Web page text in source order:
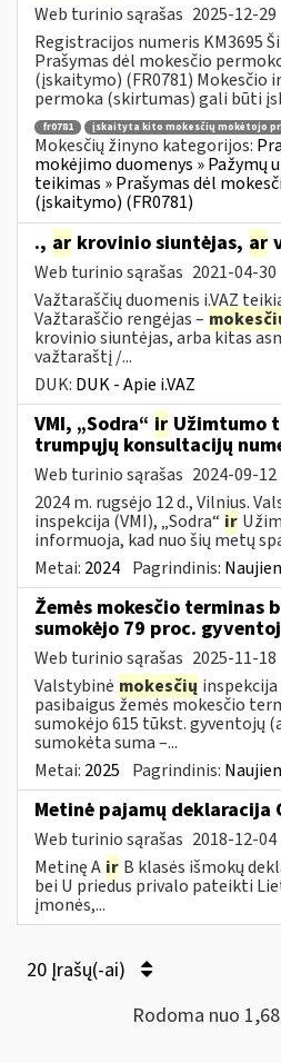
Web turinio sąrašas 2025-12-29
Registracijos numeris KM3695
Prašymas dėl mokesčio
(įskaitymo) (FR0781) Mokesčio
permoka (skirtumas) gali būti
fr0781 įskaityta kito mokesčių mokėtojo
Mokesčių žinyno kategorijos:
mokėjimo duomenys » Pažymų
teikimas » Prašymas dėl
(įskaitymo) (FR0781)
., ar krovinio siuntėjas, ar
Web turinio sąrašas 2021-04-30
Važtaraščių duomenis i.VAZ
Važtaraščio rengėjas –
krovinio siuntėjas, arba kitas
važtaraštį /...
DUK: DUK - Apie i.VAZ
VMI, „Sodra“ ir Užimtumo
trumpųjų konsultacijų
Web turinio sąrašas 2024-09-12
2024 m. rugsėjo 12 d., Vilnius.
inspekcija (VMI), „Sodra“ ir
informuoja, kad nuo šių metų
Metai: 2024 Pagrindinis:
Žemės mokesčio terminas
sumokėjo 79 proc.
Web turinio sąrašas 2025-11-18
Valstybinė mokesčių
pasibaigus žemės mokesčio
sumokėjo 615 tūkst. gyventojų
sumokėta suma –...
Metai: 2025 Pagrindinis:
Metinė pajamų deklaracija
Web turinio sąrašas 2018-12-04
Metinę A ir B klasės išmokų
bei U priedus privalo pateikti
įmonės,...
20 Įrašų(-ai)
Rodoma nuo